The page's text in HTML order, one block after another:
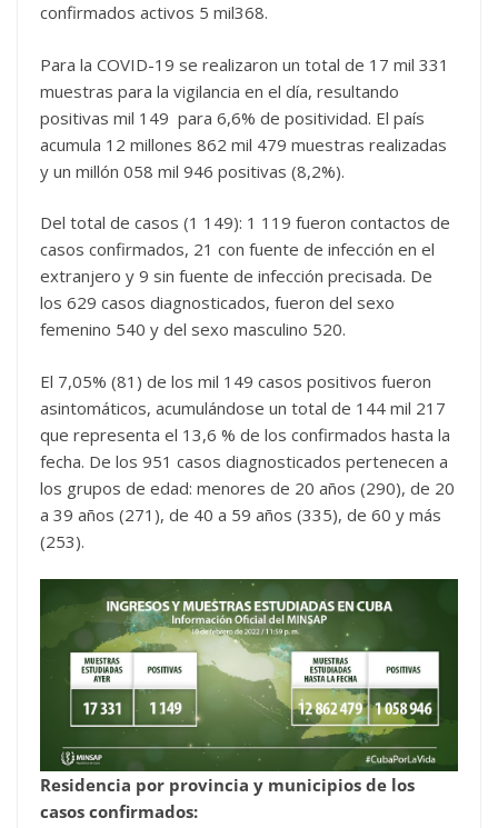
confirmados activos 5 mil368.
Para la COVID-19 se realizaron un total de 17 mil 331
muestras para la vigilancia en el día, resultando
positivas mil 149 para 6,6% de positividad. El país
acumula 12 millones 862 mil 479 muestras realizadas
y un millón 058 mil 946 positivas (8,2%).
Del total de casos (1 149): 1 119 fueron contactos de
casos confirmados, 21 con fuente de infección en el
extranjero y 9 sin fuente de infección precisada. De
los 629 casos diagnosticados, fueron del sexo
femenino 540 y del sexo masculino 520.
El 7,05% (81) de los mil 149 casos positivos fueron
asintomáticos, acumulándose un total de 144 mil 217
que representa el 13,6 % de los confirmados hasta la
fecha. De los 951 casos diagnosticados pertenecen a
los grupos de edad: menores de 20 años (290), de 20
a 39 años (271), de 40 a 59 años (335), de 60 y más
(253).
Residencia por provincia y municipios de los
casos confirmados: